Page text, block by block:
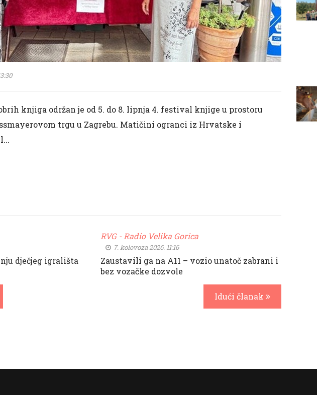
knjiga održan je od 5. do 8. lipnja 4. festival knjige u prostoru
trgu u Zagrebu. Matičini ogranci iz Hrvatske i
dječjeg igrališta
RVG - Radio Velika Gorica
7. kolovoza 2026. 11:16
Zaustavili ga na A11 – vozio unatoč zabrani i
bez vozačke dozvole
Idući članak